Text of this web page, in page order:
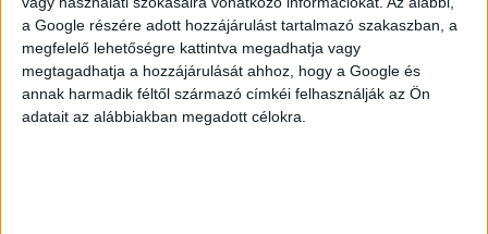
a Google részére adott hozzájárulást tartalmazó szakaszban, a
megfelelő lehetőségre kattintva megadhatja vagy
megtagadhatja a hozzájárulását ahhoz, hogy a Google és
annak harmadik féltől származó címkéi felhasználják az Ön
adatait az alábbiakban megadott célokra.